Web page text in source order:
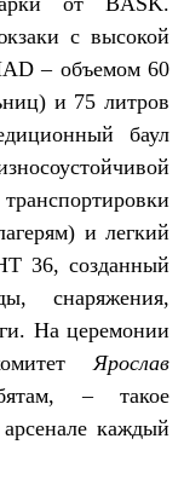
с высокой
– объемом 60
и 75 литров
баул
и легкий
36, созданный
снаряжения,
На церемонии
Ярослав
– такое
каждый